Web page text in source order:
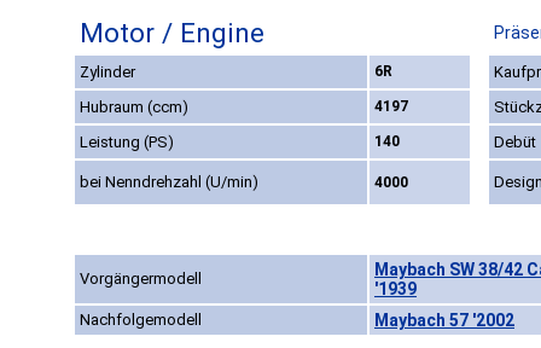
Motor / Engine
Zylinder 6R
Hubraum (ccm)
4197
Leistung (PS)
140 Debüt
bei Nenndrehzahl (U/min) 4000
Vorgängermodell
Maybach SW 38/42
'1939
Nachfolgemodell Maybach 57 '2002